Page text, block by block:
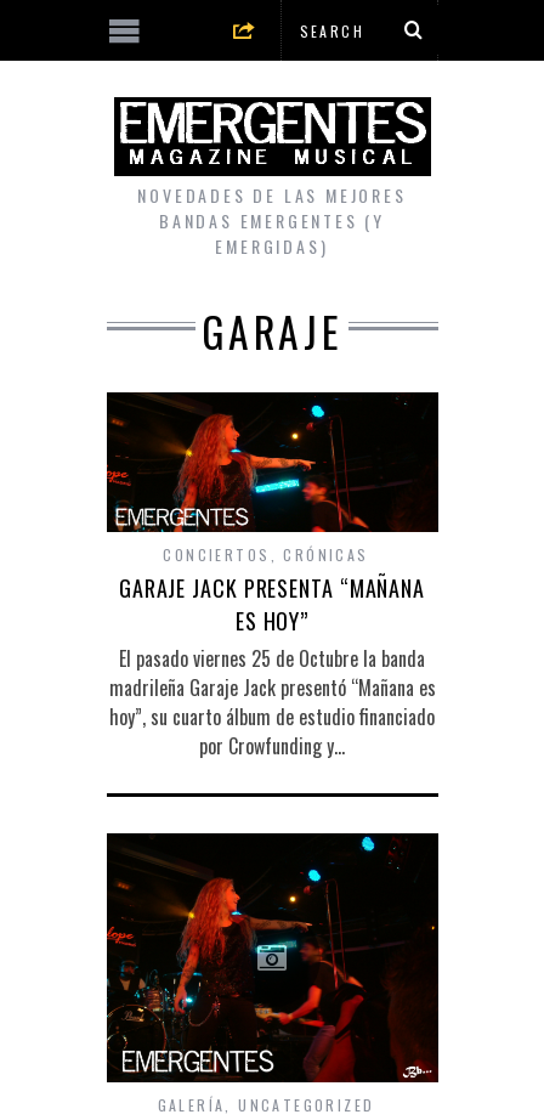
NOVEDADES DE LAS MEJORES
BANDAS EMERGENTES (Y
EMERGIDAS)
GARAJE
CONCIERTOS ,CRÓNICAS
GARAJE JACK PRESENTA “MAÑANA
ES HOY”
El pasado viernes 25 de Octubre la banda
madrileña Garaje Jack presentó “Mañana es
hoy”, su cuarto álbum de estudio financiado
por Crowfunding y…
GALERÍA ,UNCATEGORIZED